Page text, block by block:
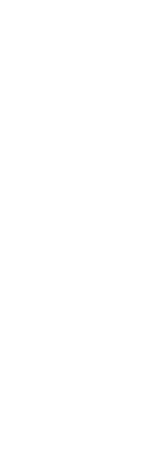
Tỉnh Lâm Đồng